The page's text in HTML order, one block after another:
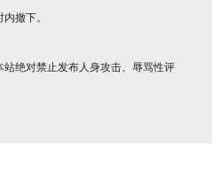
撤下。
绝对禁止发布人身攻击、辱骂性评